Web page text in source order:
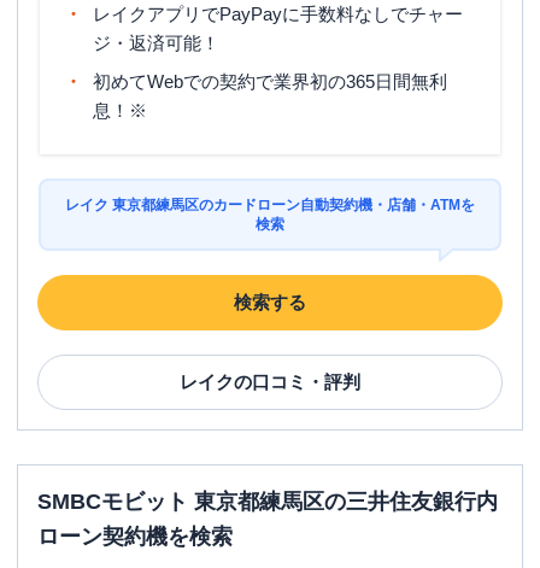
レイクアプリでPayPayに手数料なしでチャー
ジ・返済可能！
初めてWebでの契約で業界初の365日間無利
息！※
レイク 東京都練馬区のカードローン自動契約機・店舗・ATMを
検索
検索する
レイクの口コミ・評判
SMBCモビット 東京都練馬区の三井住友銀行内
ローン契約機を検索